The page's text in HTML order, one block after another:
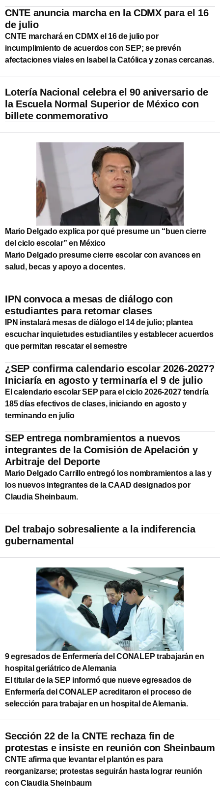
CNTE anuncia marcha en la CDMX para el 16
de julio
CNTE marchará en CDMX el 16 de julio por
incumplimiento de acuerdos con SEP; se prevén
afectaciones viales en Isabel la Católica y zonas cercanas.
Lotería Nacional celebra el 90 aniversario de
la Escuela Normal Superior de México con
billete conmemorativo
Mario Delgado explica por qué presume un “buen cierre
del ciclo escolar” en México
Mario Delgado presume cierre escolar con avances en
salud, becas y apoyo a docentes.
IPN convoca a mesas de diálogo con
estudiantes para retomar clases
IPN instalará mesas de diálogo el 14 de julio; plantea
escuchar inquietudes estudiantiles y establecer acuerdos
que permitan rescatar el semestre
¿SEP confirma calendario escolar 2026-2027?
Iniciaría en agosto y terminaría el 9 de julio
El calendario escolar SEP para el ciclo 2026-2027 tendría
185 días efectivos de clases, iniciando en agosto y
terminando en julio
SEP entrega nombramientos a nuevos
integrantes de la Comisión de Apelación y
Arbitraje del Deporte
Mario Delgado Carrillo entregó los nombramientos a las y
los nuevos integrantes de la CAAD designados por
Claudia Sheinbaum.
Del trabajo sobresaliente a la indiferencia
gubernamental
9 egresados de Enfermería del CONALEP trabajarán en
hospital geriátrico de Alemania
El titular de la SEP informó que nueve egresados de
Enfermería del CONALEP acreditaron el proceso de
selección para trabajar en un hospital de Alemania.
Sección 22 de la CNTE rechaza fin de
protestas e insiste en reunión con Sheinbaum
CNTE afirma que levantar el plantón es para
reorganizarse; protestas seguirán hasta lograr reunión
con Claudia Sheinbaum